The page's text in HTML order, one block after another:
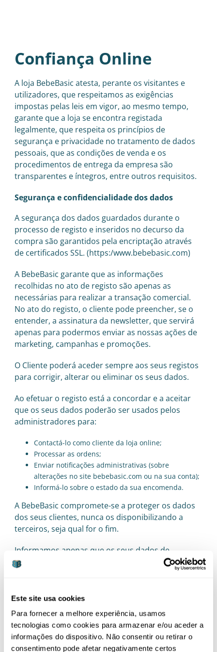
Este site usa cookies
Para fornecer a melhore experiência, usamos
tecnologias como cookies para armazenar e/ou aceder a
informações do dispositivo. Não consentir ou retirar o
consentimento pode afetar negativamente certos
Casa
Confiança Online
A loja BebeBasic atesta, perante os visitantes e
utilizadores, que respeitamos as exigências
impostas pelas leis em vigor, ao mesmo tempo,
garante que a loja se encontra registada
legalmente, que respeita os princípios de
segurança e privacidade no tratamento de dados
pessoais, que as condições de venda e os
procedimentos de entrega da empresa são
transparentes e íntegros, entre outros requisitos.
Segurança e confidencialidade dos dados
A segurança dos dados guardados durante o
processo de registo e inseridos no decurso da
compra são garantidos pela encriptação através
de certificados SSL. (https:/www.bebebasic.com)
A BebeBasic garante que as informações
recolhidas no ato de registo são apenas as
necessárias para realizar a transação comercial.
No ato do registo, o cliente pode preencher, se o
entender, a assinatura da newsletter, que servirá
apenas para podermos enviar as nossas ações de
marketing, campanhas e promoções.
O Cliente poderá aceder sempre aos seus registos
para corrigir, alterar ou eliminar os seus dados.
Ao efetuar o registo está a concordar e a aceitar
que os seus dados poderão ser usados pelos
administradores para:
Contactá-lo como cliente da loja online;
Processar as ordens;
Enviar notificações administrativas (sobre
alterações no site bebebasic.com ou na sua conta);
Informá-lo sobre o estado da sua encomenda.
A BebeBasic compromete-se a proteger os dados
dos seus clientes, nunca os disponibilizando a
terceiros, seja qual for o fim.
Informamos apenas que os seus dados de
contacto e morada serão transmitidos às
empresas transportadoras, de modo a que seja
caso, os seus dados de pagamento serão
fornecidos à instituição bancária ou à empresa de
cartões de crédito encarregadas de processar o
valor.